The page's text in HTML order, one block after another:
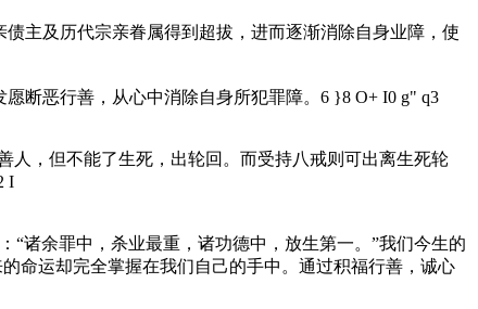
主及历代宗亲眷属得到超拔，进而逐渐消除自身业障，使
断恶行善，从心中消除自身所犯罪障。 6 }8 O+ I0 g" q3
人，但不能了生死，出轮回。而受持八戒则可出离生死轮
I
诸余罪中，杀业最重，诸功德中，放生第一。”我们今生的
命运却完全掌握在我们自己的手中。通过积福行善，诚心